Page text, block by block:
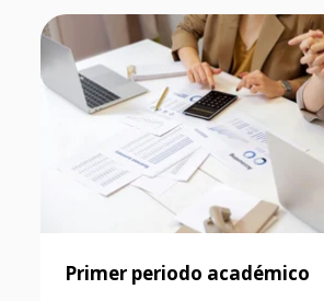
Primer periodo académico